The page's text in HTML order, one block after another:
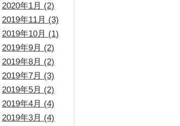
2020年1月 (2)
2019年11月 (3)
2019年10月 (1)
2019年9月 (2)
2019年8月 (2)
2019年7月 (3)
2019年5月 (2)
2019年4月 (4)
2019年3月 (4)